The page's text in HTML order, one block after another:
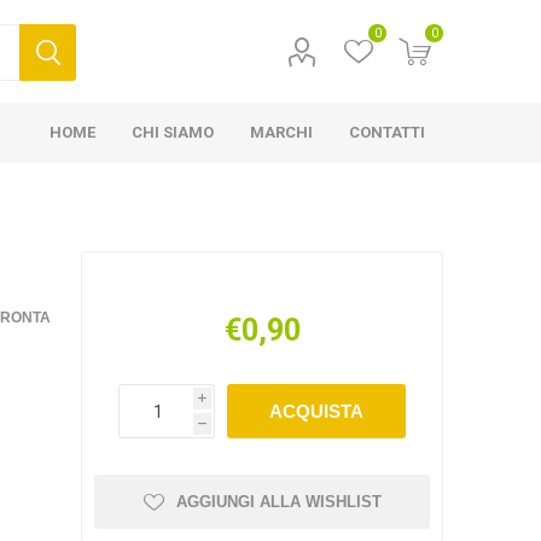
0 0
HOME CHI SIAMO MARCHI CONTATTI
€0,90
i
h
ACQUISTA
AGGIUNGI ALLA WISHLIST